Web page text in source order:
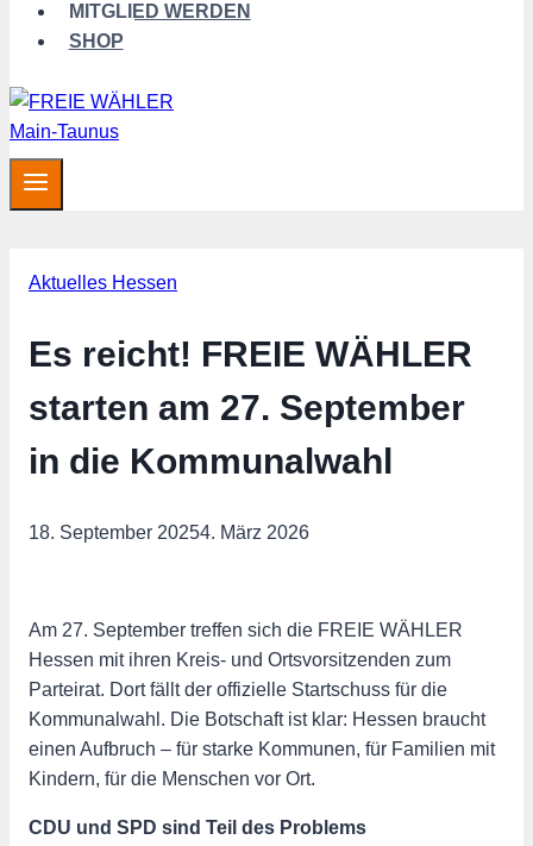
MITGLIED WERDEN
SHOP
Aktuelles Hessen
Es reicht! FREIE WÄHLER
starten am 27. September
in die Kommunalwahl
18. September 20254. März 2026
Am 27. September treffen sich die FREIE WÄHLER
Hessen mit ihren Kreis- und Ortsvorsitzenden zum
Parteirat. Dort fällt der offizielle Startschuss für die
Kommunalwahl. Die Botschaft ist klar: Hessen braucht
einen Aufbruch – für starke Kommunen, für Familien mit
Kindern, für die Menschen vor Ort.
CDU und SPD sind Teil des Problems